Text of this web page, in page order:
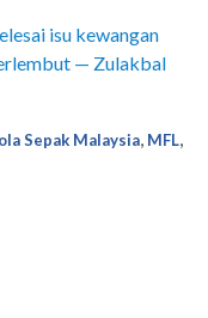
isu kewangan
— Zulakbal
Sepak Malaysia, MFL,